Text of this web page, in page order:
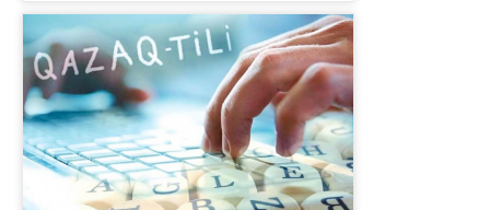
комиссияның Орфографиялық
жұмыс тобы ғалымдары өткізген 5
күндік онл...